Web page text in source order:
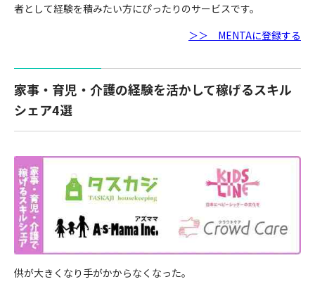
者として経験を積みたい方にぴったりのサービスです。
＞＞ MENTAに登録する
家事・育児・介護の経験を活かして稼げるスキル
シェア4選
供が大きくなり手がかからなくなった。